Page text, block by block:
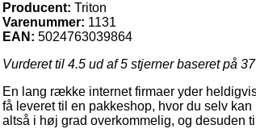
Producent: Triton
Varenummer: 1131
EAN: 5024763039864
Vurderet til 4.5 ud af 5 stjerner baseret på 37
En lang række internet firmaer yder
få leveret til en pakkeshop, hvor du selv
altså i høj grad overkommelig, og desuden